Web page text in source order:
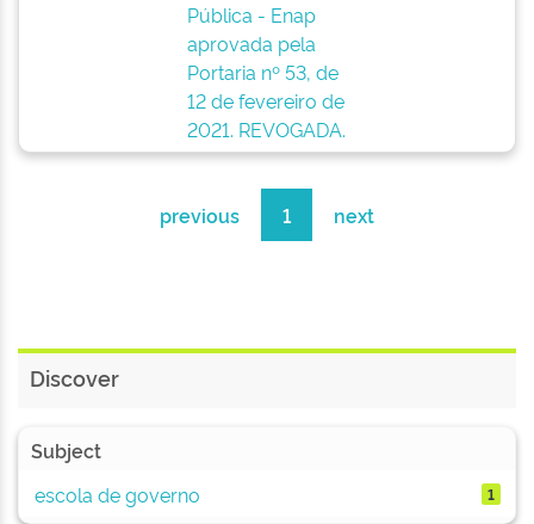
Pública - Enap
aprovada pela
Portaria nº 53, de
12 de fevereiro de
2021. REVOGADA.
previous 1 next
Discover
Subject
escola de governo
1